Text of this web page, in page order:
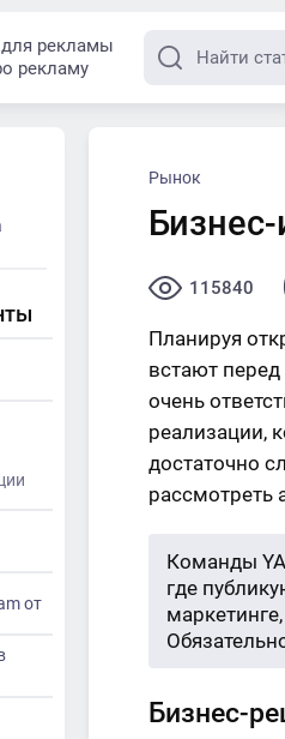
рекламы
рекламу
Рынок
115840
Планируя
встают
очень
реализации,
достаточно
рассмотреть
Команды
где
Бизнес-
от